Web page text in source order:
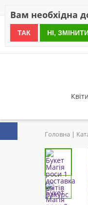
Квіти
Головна
Вам необхідна
ТАК НІ,